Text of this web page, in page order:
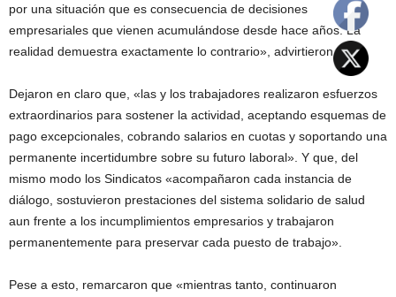
por una situación que es consecuencia de decisiones
empresariales que vienen acumulándose desde hace años. La
realidad demuestra exactamente lo contrario», advirtieron.
Dejaron en claro que, «las y los trabajadores realizaron esfuerzos
extraordinarios para sostener la actividad, aceptando esquemas de
pago excepcionales, cobrando salarios en cuotas y soportando una
permanente incertidumbre sobre su futuro laboral». Y que, del
mismo modo los Sindicatos «acompañaron cada instancia de
diálogo, sostuvieron prestaciones del sistema solidario de salud
aun frente a los incumplimientos empresarios y trabajaron
permanentemente para preservar cada puesto de trabajo».
Pese a esto, remarcaron que «mientras tanto, continuaron